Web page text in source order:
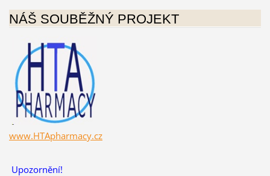
NÁŠ SOUBĚŽNÝ PROJEKT
www.HTApharmacy.cz
Upozornění!